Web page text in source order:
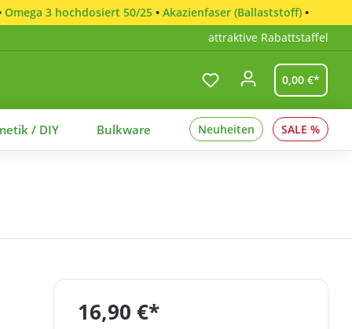
Omega 3 hochdosiert 50/25 • Akazienfaser (Ballaststoff) •
attraktive Rabattstaffel
0,00 €*
/ DIY Neuheiten SALE %
Bulkware
16,90 €*